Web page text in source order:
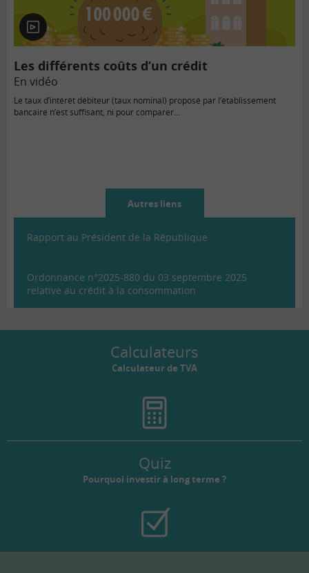
En
vidéo
Les différents coûts d’un crédit
En vidéo
Le taux d’intérêt débiteur (taux nominal) proposé par l’établissement
bancaire n’est suffisant, ni pour comparer...
Autres liens
Rapport au Président de la République
Ordonnance n°2025-880 du 03 septembre 2025
relative au crédit à la consommation
Calculateurs
Calculateur de TVA
Quiz
Pourquoi investir à long terme ?